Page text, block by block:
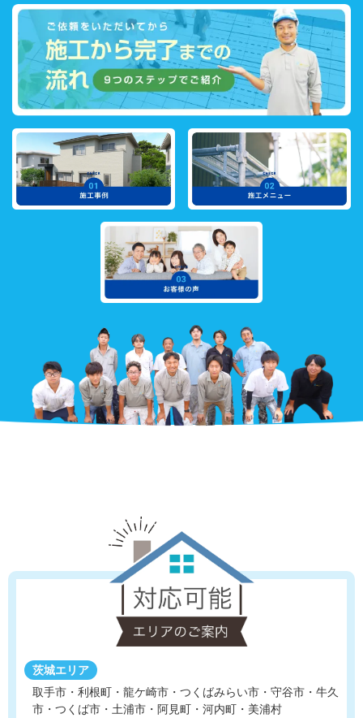
茨城エリア
取手市・利根町・龍ケ崎市・つくばみらい市・守谷市 ・ 牛久
市・つくば市・土浦市・阿見町・河内町・美浦村